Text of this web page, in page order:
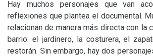
Hay muchos personajes que van
reflexiones que plantea el documental.
relacionan de manera más directa con la
barrio: el jardinero, la costurera, el
restorán. Sin embargo, hay dos